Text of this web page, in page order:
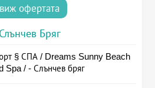
виж офертата
Слънчев Бряг
§ СПА / Dreams Sunny Beach
Spa / - Слънчев бряг